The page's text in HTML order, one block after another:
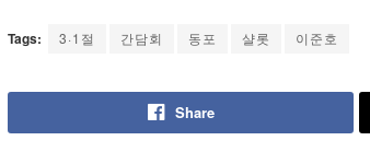
Tags: 3·1절 간담회 동포 샬롯 이준호
Share